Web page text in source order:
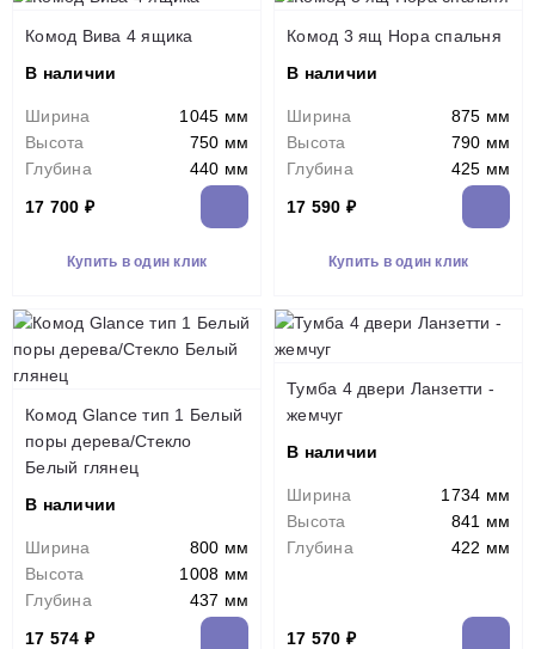
Комод Вива 4 ящика
В наличии
Ширина
1045 мм
Высота
750 мм
Глубина
440 мм
17 700 ₽
Купить в один клик
Комод 3 ящ Нора спальня
В наличии
Ширина
875 мм
Высота
790 мм
Глубина
425 мм
17 590 ₽
Купить в один клик
Комод Glance тип 1 Белый
поры дерева/Стекло
Белый глянец
В наличии
Ширина
800 мм
Высота
1008 мм
Глубина
437 мм
17 574 ₽
Тумба 4 двери Ланзетти -
жемчуг
В наличии
Ширина
1734 мм
Высота
841 мм
Глубина
422 мм
17 570 ₽